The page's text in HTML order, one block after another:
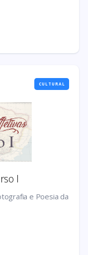
CULTURAL
I
e Poesia da